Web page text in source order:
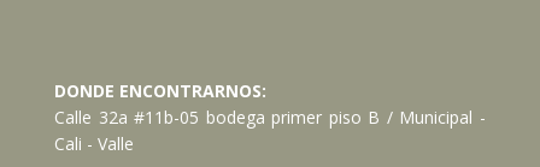
DONDE ENCONTRARNOS:
Calle 32a #11b-05 bodega primer piso B / Municipal -
Cali - Valle